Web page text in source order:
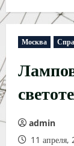
Москва
admin
11 апреля,